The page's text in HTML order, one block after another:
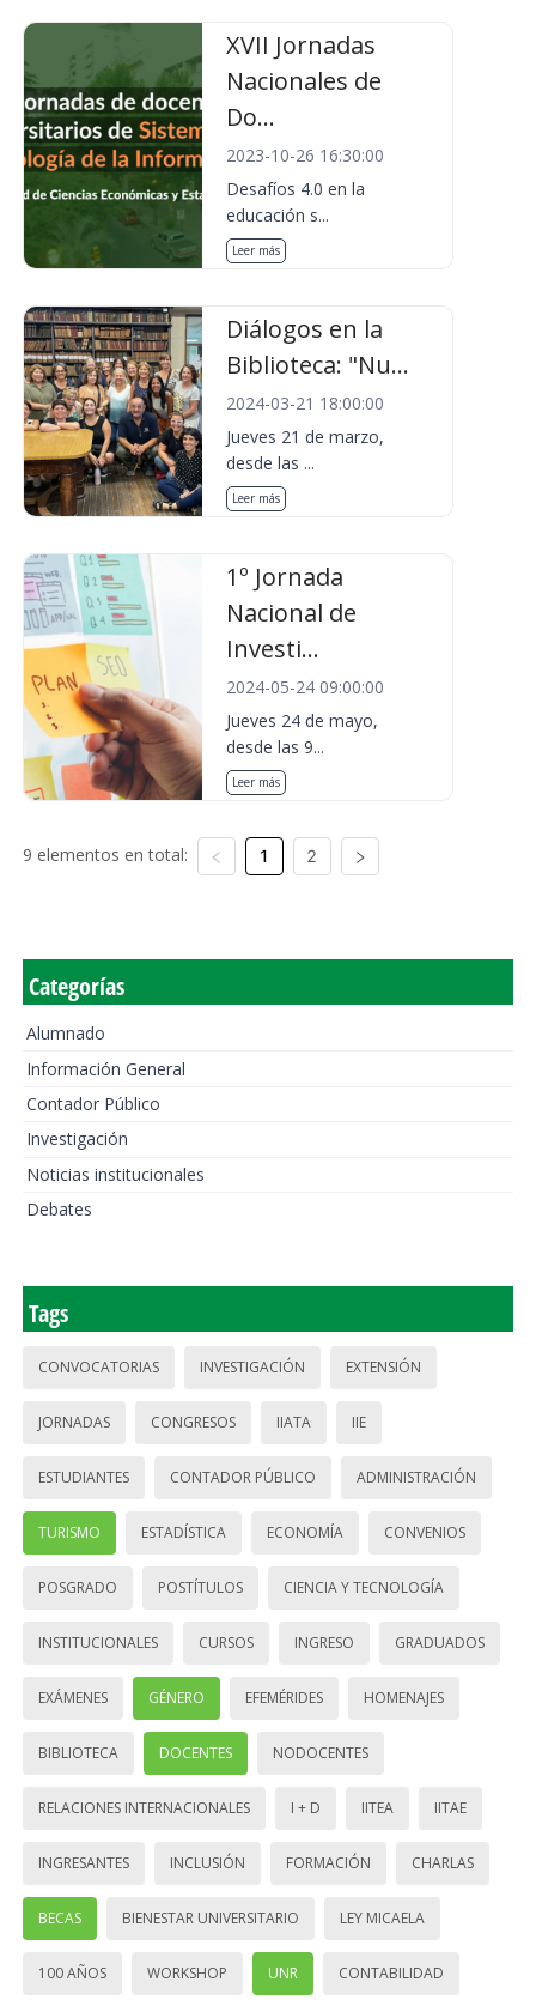
XVII Jornadas
Nacionales de
Do...
2023-10-26 16:30:00
Desafíos 4.0 en la
educación s...
Leer más
Diálogos en la
Biblioteca: "Nu...
2024-03-21 18:00:00
Jueves 21 de marzo,
desde las ...
Leer más
1º Jornada
Nacional de
Investi...
2024-05-24 09:00:00
Jueves 24 de mayo,
desde las 9...
Leer más
9 elementos en total: 1 2
Categorías
Alumnado
Información General
Contador Público
Investigación
Noticias institucionales
Debates
Tags
CONVOCATORIAS INVESTIGACIÓN EXTENSIÓN
JORNADAS CONGRESOS IIATA IIE
ESTUDIANTES CONTADOR PÚBLICO ADMINISTRACIÓN
TURISMO ESTADÍSTICA ECONOMÍA CONVENIOS
POSGRADO POSTÍTULOS CIENCIA Y TECNOLOGÍA
INSTITUCIONALES CURSOS INGRESO GRADUADOS
EXÁMENES GÉNERO EFEMÉRIDES HOMENAJES
BIBLIOTECA DOCENTES NODOCENTES
RELACIONES INTERNACIONALES I + D IITEA IITAE
INGRESANTES INCLUSIÓN FORMACIÓN CHARLAS
BECAS BIENESTAR UNIVERSITARIO LEY MICAELA
100 AÑOS WORKSHOP UNR CONTABILIDAD